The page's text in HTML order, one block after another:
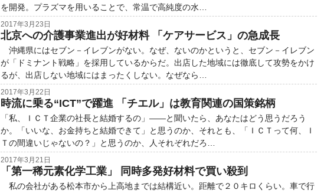
を開発。プラズマを用いることで、常温で高純度の水…
2017年3月23日
北京への介護事業進出が好材料 「ケアサービス」の急成長
沖縄県にはセブン－イレブンがない。なぜ、ないのかというと、セブン－イレブン
が「ドミナント戦略」を採用しているからだ。出店した地域には徹底して攻勢をかけ
るが、出店しない地域にはまったくしない。なぜなら…
2017年3月22日
時流に乗る“ICT”で躍進 「チエル」は教育関連の国策銘柄
「私、ＩＣＴ企業の社長と結婚するの」――と聞いたら、あなたはどう思うだろう
か。「いいな、お金持ちと結婚できて」と思うのか、それとも、「ＩＣＴって何、Ｉ
Ｔの間違いじゃないの？」と思うのか、人それぞれだろ…
2017年3月21日
「第一稀元素化学工業」 同時多発好材料で買い殺到
私の会社がある松本市から上高地までは結構近い。距離で２０キロくらい。車で行